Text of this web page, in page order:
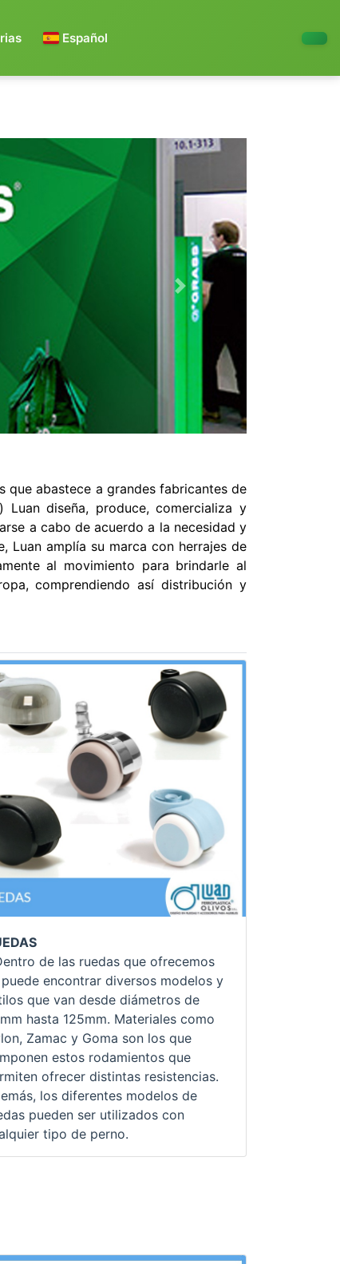
Español
Next
que abastece a grandes fabricantes de
diseña, produce, comercializa y
a cabo de acuerdo a la necesidad y
Luan amplía su marca con herrajes de
al movimiento para brindarle al
comprendiendo así distribución y
de las ruedas que ofrecemos
puede encontrar diversos modelos y
que van desde diámetros de
hasta 125mm. Materiales como
Zamac y Goma son los que
estos rodamientos que
ofrecer distintas resistencias.
los diferentes modelos de
pueden ser utilizados con
tipo de perno.